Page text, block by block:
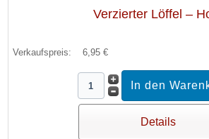
Verzierter Löffel –
Verkaufspreis: 6,95 €
Details